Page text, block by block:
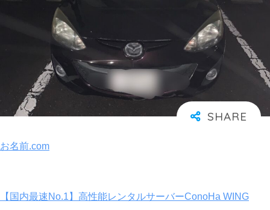
お名前.com
【国内最速No.1】高性能レンタルサーバーConoHa WING